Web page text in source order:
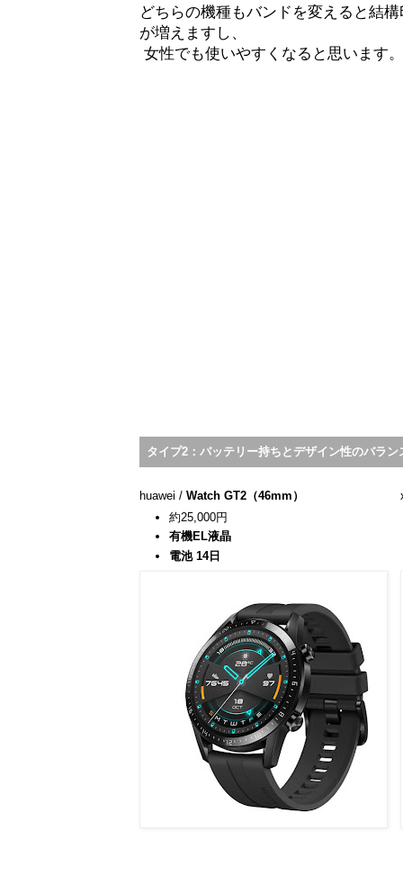
どちらの機種もバンドを変えると結
が増えますし、
女性でも使いやすくなると思います。
タイプ2： バッテリー持ちとデザイン性のバラン
huawei / Watch GT2（46mm）
約25,000円
有機EL液晶
電池 14日